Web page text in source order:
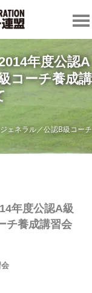
年度公認A
コーチ養成講
ェネラル／公認B級コーチ
年度公認A級
チ養成講習会